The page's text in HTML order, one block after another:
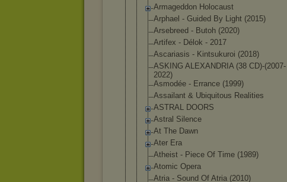
Armageddon Holocaust
Arphael - Guided By Light (2015)
Arsebreed - Butoh (2020)
Artifex - Délok - 2017
Ascariasis - Kintsukuroi (2018)
ASKING ALEXANDRIA (38 CD)-(2007-
2022)
Asmodée - Errance (1999)
Assailant & Ubiquitous Realities
ASTRAL DOORS
Astral Silence
At The Dawn
Ater Era
Atheist - Piece Of Time (1989)
Atomic Opera
Atria - Sound Of Atria (2010)